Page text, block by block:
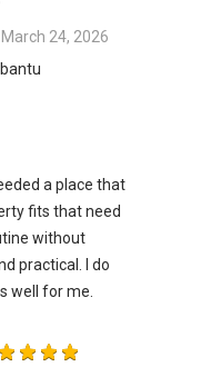
March 24, 2026
a place that
fits that need
without
practical. I do
well for me.